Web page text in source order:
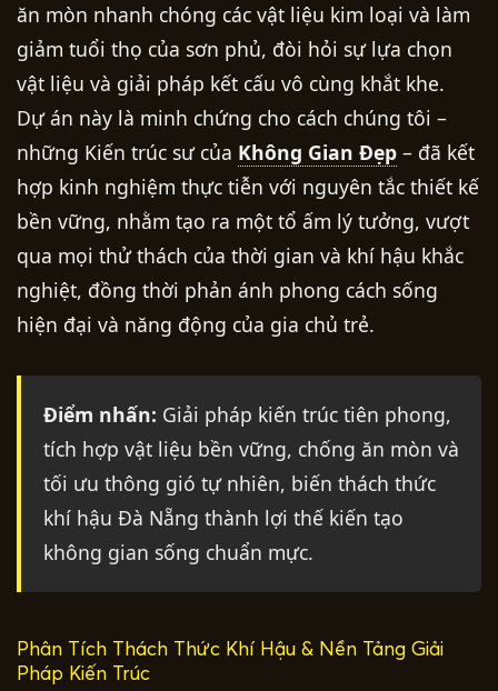
ăn mòn nhanh chóng các vật liệu kim loại và làm
giảm tuổi thọ của sơn phủ, đòi hỏi sự lựa chọn
vật liệu và giải pháp kết cấu vô cùng khắt khe.
Dự án này là minh chứng cho cách chúng tôi –
những Kiến trúc sư của Không Gian Đẹp – đã kết
hợp kinh nghiệm thực tiễn với nguyên tắc thiết kế
bền vững, nhằm tạo ra một tổ ấm lý tưởng, vượt
qua mọi thử thách của thời gian và khí hậu khắc
nghiệt, đồng thời phản ánh phong cách sống
hiện đại và năng động của gia chủ trẻ.
Điểm nhấn: Giải pháp kiến trúc tiên phong,
tích hợp vật liệu bền vững, chống ăn mòn và
tối ưu thông gió tự nhiên, biến thách thức
khí hậu Đà Nẵng thành lợi thế kiến tạo
không gian sống chuẩn mực.
Phân Tích Thách Thức Khí Hậu & Nền Tảng Giải
Pháp Kiến Trúc